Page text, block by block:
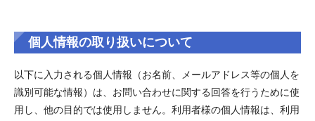
個人情報の取り扱いについて
以下に入力される個人情報（お名前、メールアドレス等の個人を
識別可能な情報）は、お問い合わせに関する回答を行うために使
用し、他の目的では使用しません。利用者様の個人情報は、利用